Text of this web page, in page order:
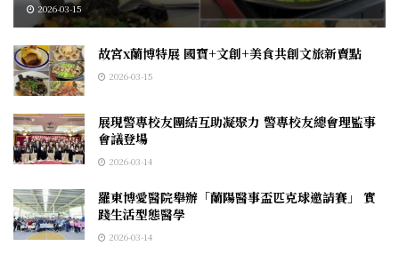
2026-03-15
故宮x蘭博特展 國寶+文創+美食共創文旅新賣點
2026-03-15
展現警專校友團結互助凝聚力 警專校友總會理監事
會議登場
2026-03-14
羅東博愛醫院舉辦「蘭陽醫事盃匹克球邀請賽」 實
踐生活型態醫學
2026-03-14